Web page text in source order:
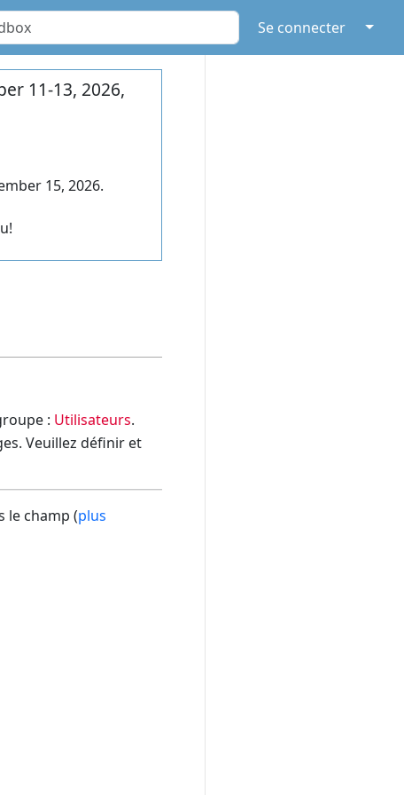
Se connecter ↓
11-13, 2026,
15, 2026.
: Utilisateurs.
Veuillez définir et
le champ (plus